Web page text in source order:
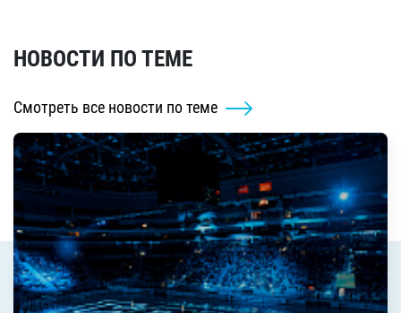
НОВОСТИ ПО ТЕМЕ
Смотреть все новости по теме